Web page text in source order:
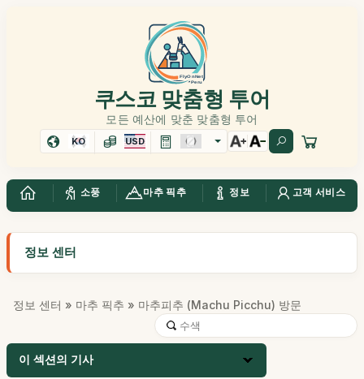
쿠스코 맞춤형 투어
모든 예산에 맞춘 맞춤형 투어
KO USD
소풍 마추 픽추 정보 고객 서비스
정보 센터
정보 센터 » 마추 픽추 » 마추피추 (Machu Picchu) 방문
이 섹션의 기사